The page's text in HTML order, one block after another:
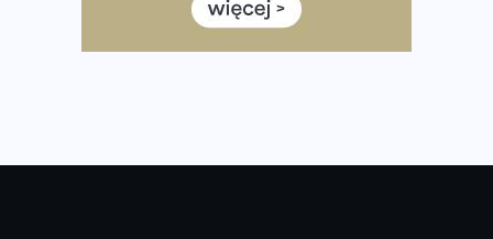
okazji trenować pod HYROX?
Jak zaplanować domowe cardio bez przepełniania